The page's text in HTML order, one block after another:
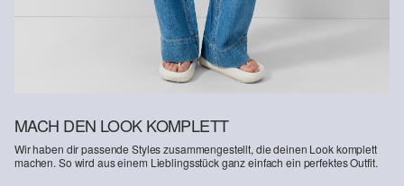
MACH DEN LOOK KOMPLETT
Wir haben dir passende Styles zusammengestellt, die deinen Look komplett
machen. So wird aus einem Lieblingsstück ganz einfach ein perfektes Outfit.